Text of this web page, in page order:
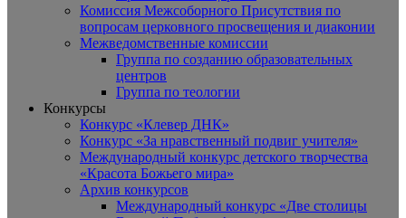
Комиссия Межсоборного Присутствия по
вопросам церковного просвещения и диаконии
Межведомственные комиссии
Группа по созданию образовательных
центров
Группа по теологии
Конкурсы
Конкурс «Клевер ДНК»
Конкурс «За нравственный подвиг учителя»
Международный конкурс детского творчества
«Красота Божьего мира»
Архив конкурсов
Международный конкурс «Две столицы